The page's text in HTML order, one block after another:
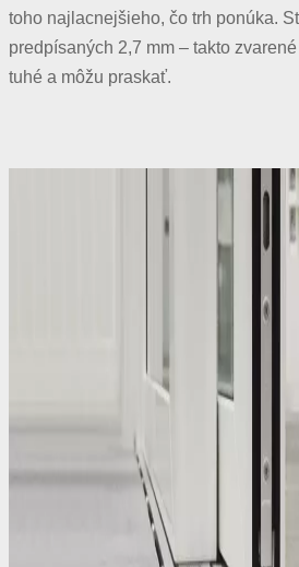
toho najlacnejšieho, čo trh ponúka.
predpísaných 2,7 mm – takto
tuhé a môžu praskať.